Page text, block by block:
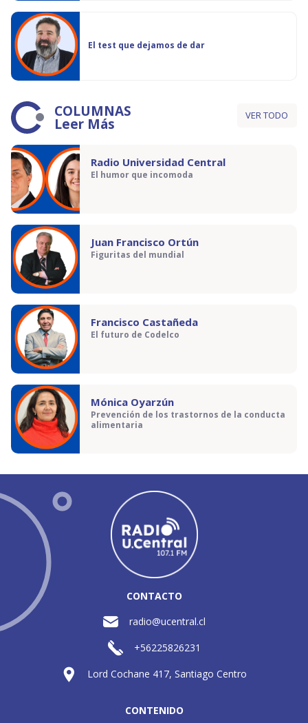
El test que dejamos de dar
COLUMNAS
Leer Más VER TODO
Radio Universidad Central
El humor que incomoda
Juan Francisco Ortún
Figuritas del mundial
Francisco Castañeda
El futuro de Codelco
Mónica Oyarzún
Prevención de los trastornos de la conducta
alimentaria
CONTACTO
radio@ucentral.cl
+56225826231
Lord Cochane 417, Santiago Centro
CONTENIDO